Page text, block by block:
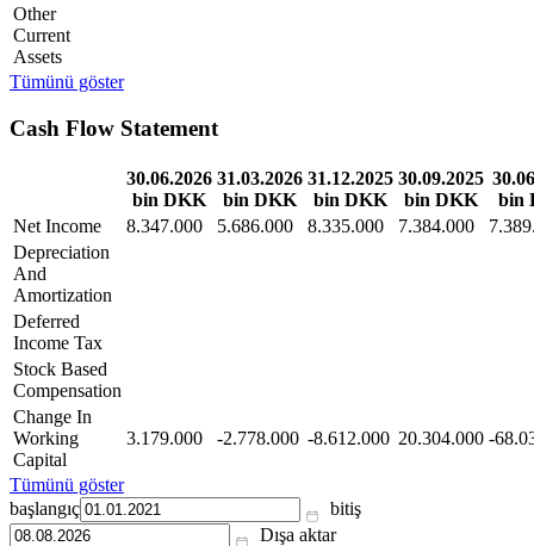
Other
Current
Assets
Tümünü göster
Cash Flow Statement
30.06.2026
bin DKK
31.03.2026
bin DKK
31.12.2025
bin DKK
30.09.2025
bin DKK
bin
Net Income
8.347.000 5.686.000 8.335.000 7.384.000
Depreciation
And
Amortization
Deferred
Income Tax
Stock Based
Compensation
Change In
Working
Capital
3.179.000 -2.778.000 -8.612.000 20.304.000 -
Tümünü göster
başlangıç
bitiş
Dışa aktar